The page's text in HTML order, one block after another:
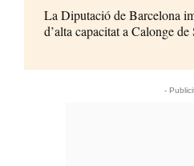
La Diputació de Barcelona
d’alta capacitat a Calonge de
-